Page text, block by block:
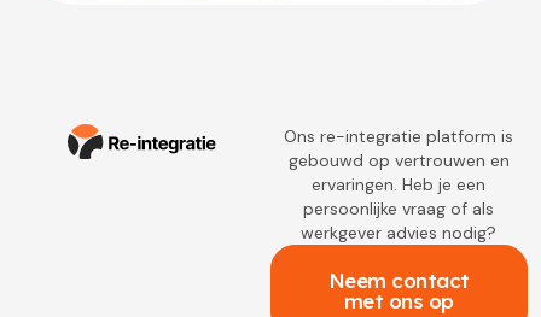
Ons re-integratie platform is
gebouwd op vertrouwen en
ervaringen. Heb je een
persoonlijke vraag of als
werkgever advies nodig?
Neem contact
met ons op